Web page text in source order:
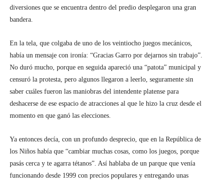
diversiones que se encuentra dentro del predio desplegaron una gran
bandera.
En la tela, que colgaba de uno de los veintiocho juegos mecánicos,
había un mensaje con ironía: “Gracias Garro por dejarnos sin trabajo”.
No duró mucho, porque en seguida apareció una “patota” municipal y
censuró la protesta, pero algunos llegaron a leerlo, seguramente sin
saber cuáles fueron las maniobras del intendente platense para
deshacerse de ese espacio de atracciones al que le hizo la cruz desde el
momento en que ganó las elecciones.
Ya entonces decía, con un profundo desprecio, que en la República de
los Niños había que “cambiar muchas cosas, como los juegos, porque
pasás cerca y te agarra tétanos”. Así hablaba de un parque que venía
funcionando desde 1999 con precios populares y entregando unas